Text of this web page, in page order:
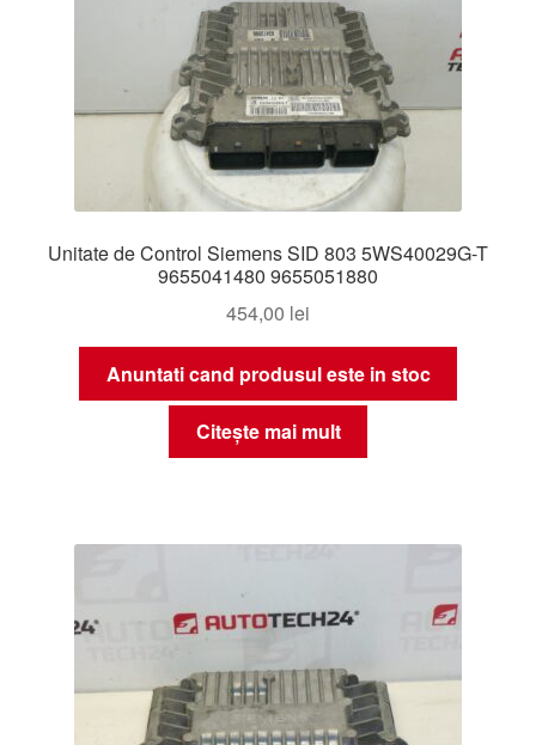
Unitate de Control Siemens SID 803 5WS40029G-T
9655041480 9655051880
454,00 lei
Anuntati cand produsul este in stoc
Citește mai mult